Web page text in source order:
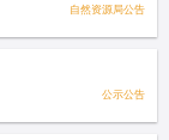
自然资源局公告
公示公告